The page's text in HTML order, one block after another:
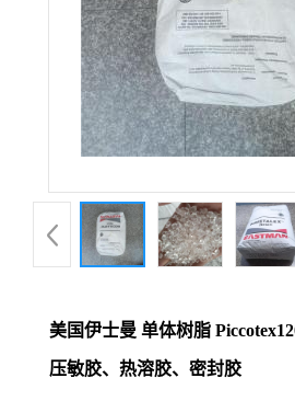
美国伊士曼 单体树脂
压敏胶、热溶胶、密封胶